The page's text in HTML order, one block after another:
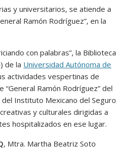
y universitarios, se atiende a
Ramón Rodríguez”, en la
con palabras”, la Biblioteca
de la Universidad Autónoma de
actividades vespertinas de
Ramón Rodríguez” del
Instituto Mexicano del Seguro
y culturales dirigidas a
hospitalizados en ese lugar.
, Mtra. Martha Beatriz Soto